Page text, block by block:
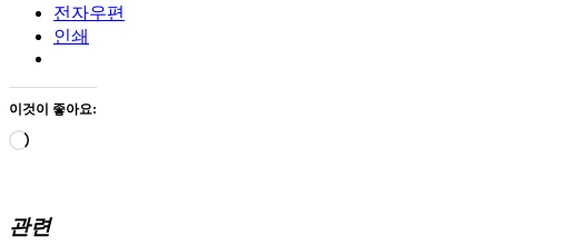
전자우편
인쇄
이것이 좋아요:
로
관련